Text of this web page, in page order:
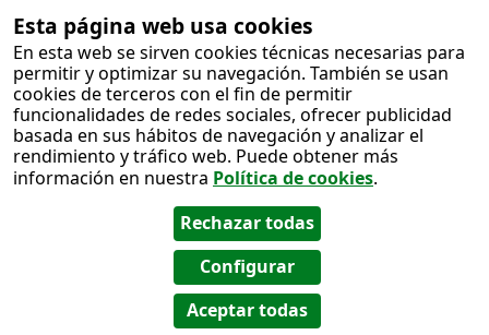
Esta página web usa cookies
En esta web se sirven cookies técnicas necesarias para
permitir y optimizar su navegación. También se usan
cookies de terceros con el fin de permitir
funcionalidades de redes sociales, ofrecer publicidad
basada en sus hábitos de navegación y analizar el
rendimiento y tráfico web. Puede obtener más
información en nuestra Política de cookies.